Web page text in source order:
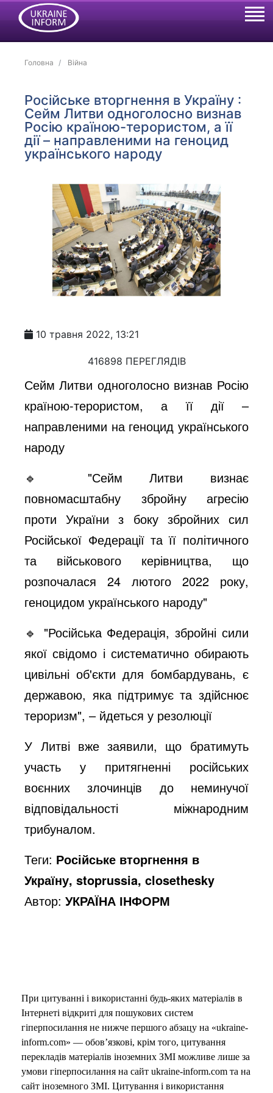
Головна Війна
Російське вторгнення в Україну :
Сейм Литви одноголосно визнав
Росію країною-терористом, а її
дії – направленими на геноцид
українського народу
10 травня 2022, 13:21
416898 ПЕРЕГЛЯДІВ
Сейм Литви одноголосно визнав Росію
країною-терористом, а її дії –
направленими на геноцид українського
народу
🔹 "Сейм Литви визнає
повномасштабну збройну агресію
проти України з боку збройних сил
Російської Федерації та її політичного
та військового керівництва, що
розпочалася 24 лютого 2022 року,
геноцидом українського народу"
🔹 "Російська Федерація, збройні сили
якої свідомо і систематично обирають
цивільні об'єкти для бомбардувань, є
державою, яка підтримує та здійснює
тероризм", – йдеться у резолюції
У Литві вже заявили, що братимуть
участь у притягненні російських
воєнних злочинців до неминучої
відповідальності міжнародним
трибуналом.
Теги: Російське вторгнення в
Україну, stoprussia, closethesky
Автор:УКРАЇНА ІНФОРМ
При цитуванні і використанні будь-яких матеріалів в
Інтернеті відкриті для пошукових систем
гіперпосилання не нижче першого абзацу на «ukraine-
inform.com» — обов’язкові, крім того, цитування
перекладів матеріалів іноземних ЗМІ можливе лише за
умови гіперпосилання на сайт ukraine-inform.com та на
сайт іноземного ЗМІ. Цитування і використання